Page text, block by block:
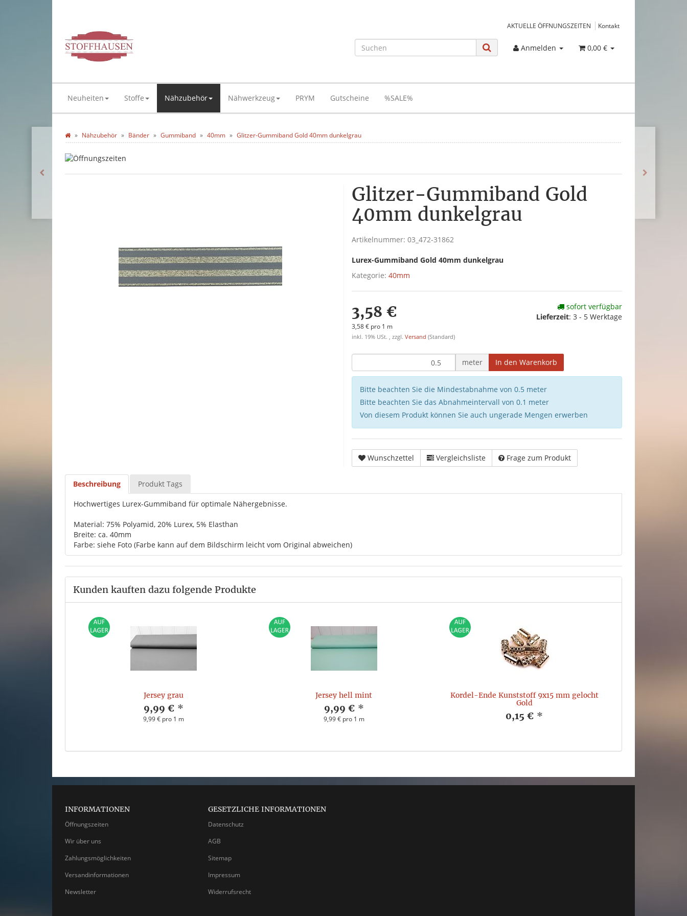
AKTUELLE ÖFFNUNGSZEITEN Kontakt
Anmelden 0,00 €
Neuheiten Stoffe Nähzubehör Nähwerkzeug PRYM Gutscheine %SALE%
Nähzubehör Bänder Gummiband 40mm Glitzer-Gummiband Gold 40mm dunkelgrau
Glitzer-Gummiband Gold
40mm dunkelgrau
Artikelnummer: 03_472-31862
Lurex-Gummiband Gold 40mm dunkelgrau
Kategorie: 40mm
3,58 €
3,58 € pro 1 m
inkl. 19% USt. , zzgl. Versand (Standard)
sofort verfügbar
Lieferzeit: 3 - 5 Werktage
meter In den Warenkorb
Bitte beachten Sie die Mindestabnahme von 0.5 meter
Bitte beachten Sie das Abnahmeintervall von 0.1 meter
Von diesem Produkt können Sie auch ungerade Mengen erwerben
Wunschzettel Vergleichsliste Frage zum Produkt
Beschreibung Produkt Tags
Hochwertiges Lurex-Gummiband für optimale Nähergebnisse.
Material: 75% Polyamid, 20% Lurex, 5% Elasthan
Breite: ca. 40mm
Farbe: siehe Foto (Farbe kann auf dem Bildschirm leicht vom Original abweichen)
Kunden kauften dazu folgende Produkte
Jersey grau
9,99 € *
9,99 € pro 1 m
Jersey hell mint
9,99 € *
9,99 € pro 1 m
Kordel-Ende Kunststoff 9x15 mm gelocht
Gold
0,15 € *
INFORMATIONEN
Öffnungszeiten
Wir über uns
Zahlungsmöglichkeiten
Versandinformationen
Newsletter
GESETZLICHE INFORMATIONEN
Datenschutz
AGB
Sitemap
Impressum
Widerrufsrecht